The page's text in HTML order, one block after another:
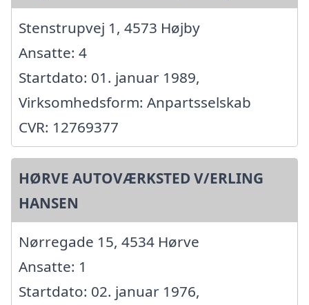
Stenstrupvej 1, 4573 Højby
Ansatte: 4
Startdato: 01. januar 1989,
Virksomhedsform: Anpartsselskab
CVR: 12769377
HØRVE AUTOVÆRKSTED V/ERLING
HANSEN
Nørregade 15, 4534 Hørve
Ansatte: 1
Startdato: 02. januar 1976,